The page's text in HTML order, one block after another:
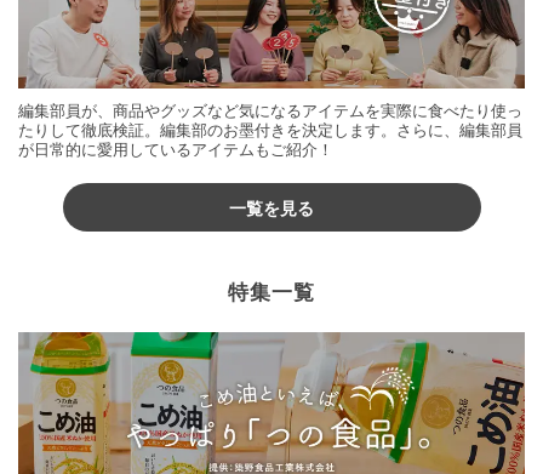
編集部員が、商品やグッズなど気になるアイテムを実際に食べたり使っ
たりして徹底検証。編集部のお墨付きを決定します。さらに、編集部員
が日常的に愛用しているアイテムもご紹介！
一覧を見る
特集一覧